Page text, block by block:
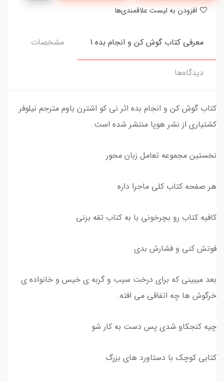
معرفی کتاب گوش کن و انجام بده 1 مشخصات
دیدگاه‌ها
کتاب گوش کن و انجام بده اثر نی کو اشترن باوم مترجم نیلوفر
کشتیاری از نشر هوپا منتشر شده است.
نخستین مجموعه تعامل زبان محور
هر صفحه کتاب کلی ماجرا داره
کافیه کتاب رو بچرخونی با به کتاب تقه بزنی
فوتش کنی و فشارش بدی
بعد میبینی که برای درخت سیب و گربه ی خیس و خانواده ی
خرگوش ها چه اتفاقی می افته.
چیه کنجکاو شدی پس دست به کار شو
کتابی کوچک با دستاورد های بزرگ